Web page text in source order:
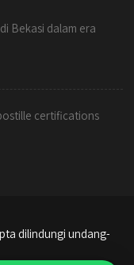
Bekasi dalam era
certifications
dilindungi undang-